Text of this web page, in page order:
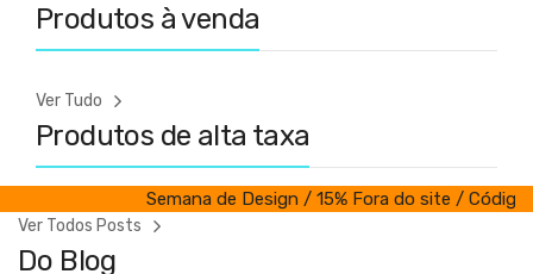
Produtos à venda
Produtos de alta taxa
Ver Tudo
Semana de Design / 15% Fora do site / Código:
Do Blog
Ver Todos Posts